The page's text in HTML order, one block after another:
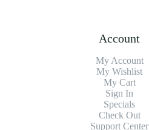
Account
My Account
My Wishlist
My Cart
Sign In
Specials
Check Out
Support Center